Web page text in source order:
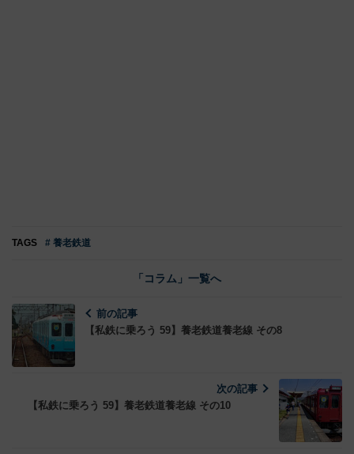
TAGS # 養老鉄道
「コラム」一覧へ
前の記事
【私鉄に乗ろう 59】養老鉄道養老線 その8
次の記事
【私鉄に乗ろう 59】養老鉄道養老線 その10